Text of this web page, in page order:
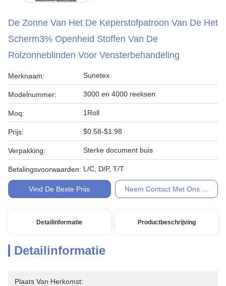
De Zonne Van Het De Keperstofpatroon Van De Het
Scherm3% Openheid Stoffen Van De
Rolzonneblinden Voor Vensterbehandeling
Merknaam: Sunetex
Modelnummer: 3000 en 4000 reeksen
Moq: 1Roll
Prijs: $0.58-$1.98
Verpakking: Sterke document buis
Betalingsvoorwaarden: L/C, D/P, T/T
Vind De Beste Prijs Neem Contact Met Ons Op
Detailinformatie Productbeschrijving
Detailinformatie
Plaats Van Herkomst: